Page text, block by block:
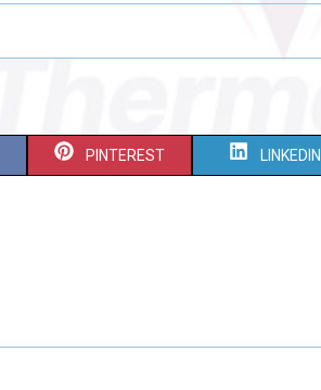
S
O
PINTEREST S
O
LINKEDIN